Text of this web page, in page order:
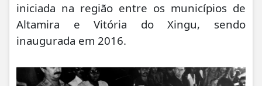
iniciada na região entre os municípios de
Altamira e Vitória do Xingu, sendo
inaugurada em 2016.